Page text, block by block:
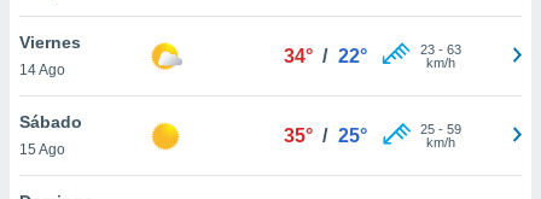
cookies
aceptar
Viernes
14 Ago
34° / 22° 23- 63
km/h
Sábado
15 Ago
35° / 25° 25- 59
km/h